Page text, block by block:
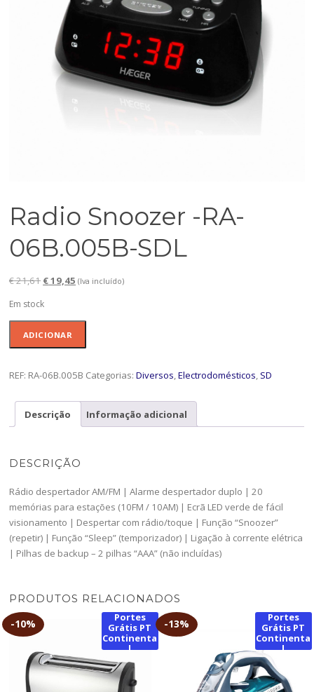
Radio Snoozer -RA-
06B.005B-SDL
€21,61 O
original
era:
€ 21,61.
€19,45 O
é:
(Iva incluído)
Em stock
Snoozer
RA-
06B.005B-
ADICIONAR
REF: RA-06B.005B Categorias:Diversos,Electrodomésticos, SD
Descrição Informação adicional
DESCRIÇÃO
Rádio despertador AM/FM | Alarme despertador duplo | 20
memórias para estações (10FM / 10AM) | Ecrã LED verde de fácil
visionamento | Despertar com rádio/toque | Função “Snoozer”
(repetir) | Função “Sleep” (temporizador) | Ligação à corrente elétrica
| Pilhas de backup – 2 pilhas “AAA” (não incluídas)
PRODUTOS RELACIONADOS
-10%
Portes
Grátis PT
Continenta
l
-13%
Portes
Grátis PT
Continenta
l